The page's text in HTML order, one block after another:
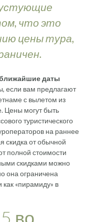
что это
цены тура,
даты
если вам предлагают
с вылетом из
Цены могут быть
туристического
на раннее
скидка от обычной
полной стоимости
скидками можно
она ограничена
«пирамиду» в
во